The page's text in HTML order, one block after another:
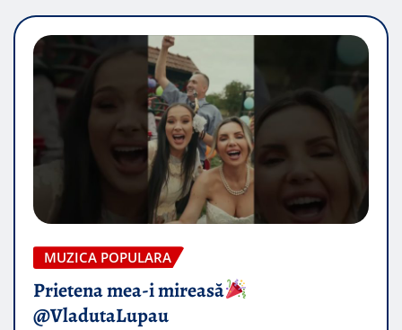
MUZICA POPULARA
Prietena mea-i mireasă​
@VladutaLupau